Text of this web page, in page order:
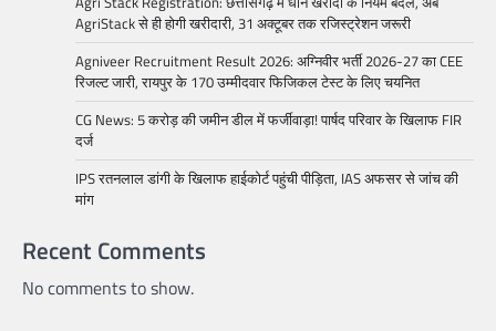
AgriStack से ही होगी खरीदारी, 31 अक्टूबर तक रजिस्ट्रेशन जरूरी
Agniveer Recruitment Result 2026: अग्निवीर भर्ती 2026-27 का CEE
रिजल्ट जारी, रायपुर के 170 उम्मीदवार फिजिकल टेस्ट के लिए चयनित
CG News: 5 करोड़ की जमीन डील में फर्जीवाड़ा! पार्षद परिवार के खिलाफ FIR
दर्ज
IPS रतनलाल डांगी के खिलाफ हाईकोर्ट पहुंची पीड़िता, IAS अफसर से जांच की
मांग
Recent Comments
No comments to show.